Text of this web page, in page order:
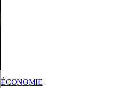
ÉCONOMIE